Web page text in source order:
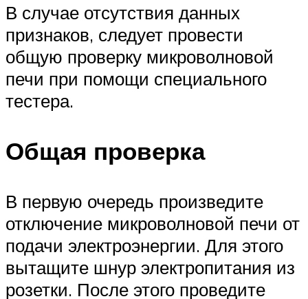
В случае отсутствия данных
признаков, следует провести
общую проверку микроволновой
печи при помощи специального
тестера.
Общая проверка
В первую очередь произведите
отключение микроволновой печи от
подачи электроэнергии. Для этого
вытащите шнур электропитания из
розетки. После этого проведите